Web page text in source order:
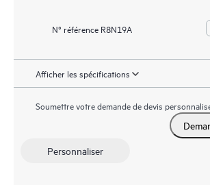
N° référence R8N19A
Afficher les spécifications
Soumettre votre demande de devis
Personnaliser